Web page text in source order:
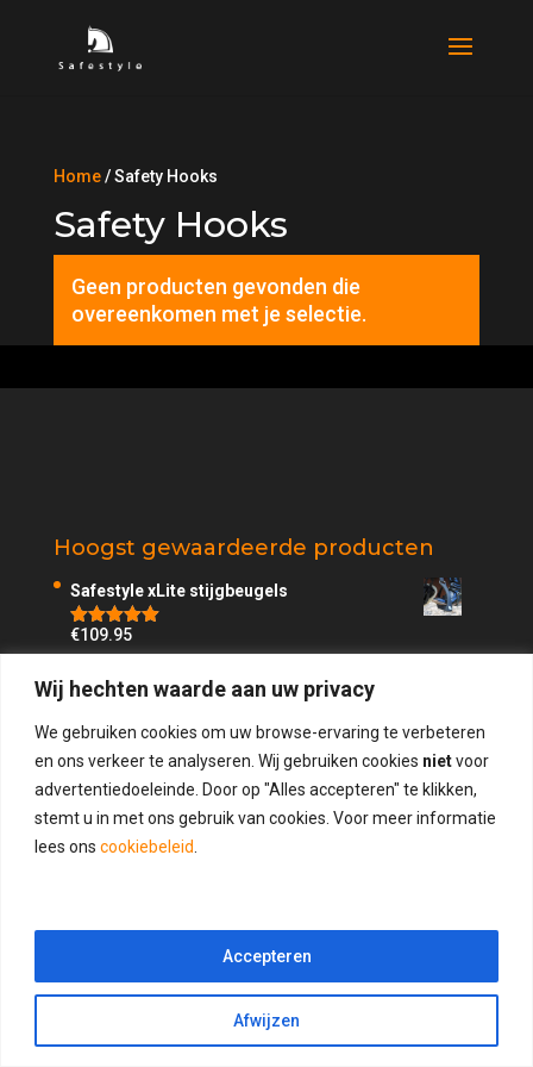
Wij hechten waarde aan uw privacy
We gebruiken cookies om uw browse-ervaring te verbeteren
en ons verkeer te analyseren. Wij gebruiken cookies nietvoor
advertentiedoeleinde. Door op "Alles accepteren" te klikken,
stemt u in met ons gebruik van cookies. Voor meer informatie
lees ons cookiebeleid
Afwijzen
Accepteren
Home/ Safety Hooks
Safety Hooks
Geen producten gevonden die
overeenkomen met je selectie.
Hoogst gewaardeerde producten
Safestyle xLite stijgbeugels
Beoordeling
5.00uit 5
€109.95
Safestyle 90 graden stijgbeugels
Beoordeling
4.75uit 5
109.95
Stijgbeugel rubbers Spike 10,5 cm/ 4,13 inch
€21.95
English
Deutsch Svenska